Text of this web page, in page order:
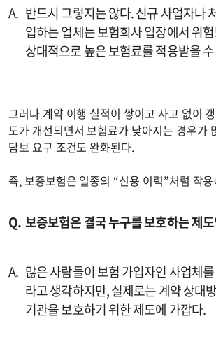
반드시 그렇지는 않다. 신규 사업자나
입하는 업체는 보험회사 입장에서 위
상대적으로 높은 보험료를 적용받을
그러나 계약 이행 실적이 쌓이고 사고 없이
도가 개선되면서 보험료가 낮아지는 경우가
담보 요구 조건도 완화된다.
즉, 보증보험은 일종의 “신용 이력”처럼 작
보증보험은 결국 누구를 보호하는 제
많은 사람들이 보험 가입자인 사업체
라고 생각하지만, 실제로는 계약 상대
기관을 보호하기 위한 제도에 가깝다.